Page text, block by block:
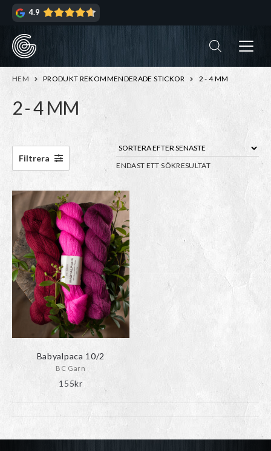
Hoppa
navigering
Hoppa
innehåll
4.9
HEM PRODUKT REKOMMENDERADE STICKOR 2 - 4 MM
2 - 4 MM
ENDAST ETT SÖKRESULTAT
Filtrera
Babyalpaca 10/2
BC Garn
155kr